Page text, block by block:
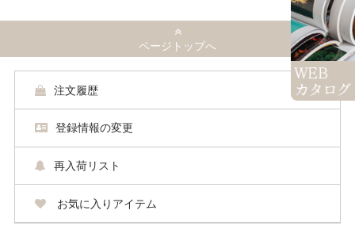
ページトップへ
注文履歴
登録情報の変更
再入荷リスト
お気に入りアイテム